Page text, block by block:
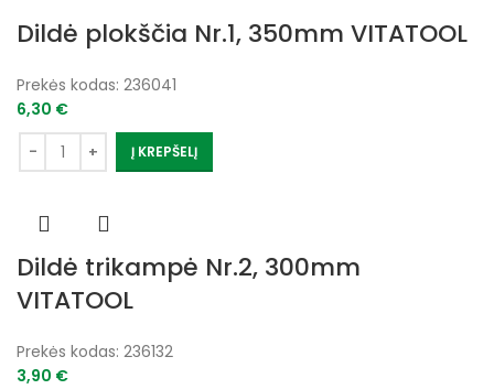
Dildė plokščia Nr.1, 350mm VITATOOL
Prekės kodas: 236041
6,30 €
Į KREPŠELĮ
Dildė trikampė Nr.2, 300mm
VITATOOL
Prekės kodas: 236132
3,90 €